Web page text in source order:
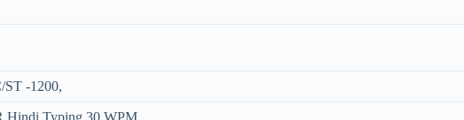
ST -1200,
Hindi Typing 30 WPM,